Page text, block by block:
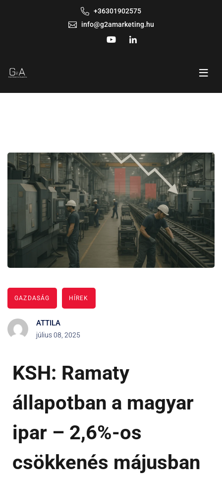
+36301902575
info@g2amarketing.hu
GAZDASÁG HÍREK
ATTILA
július 08, 2025
KSH: Ramaty
állapotban a magyar
ipar – 2,6%-os
csökkenés májusban